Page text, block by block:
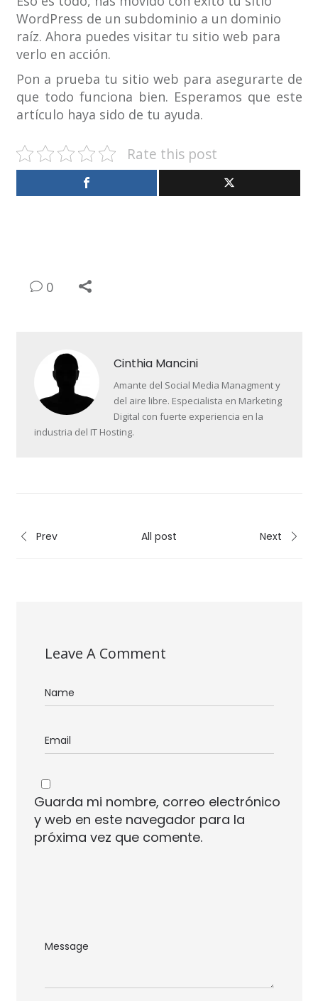
WordPress de un subdominio a un dominio
raíz. Ahora puedes visitar tu sitio web para
verlo en acción.
Pon a prueba tu sitio web para asegurarte de
que todo funciona bien. Esperamos que este
artículo haya sido de tu ayuda.
Rate this post
0
Cinthia Mancini
Amante del Social Media Managment y
del aire libre. Especialista en Marketing
Digital con fuerte experiencia en la
industria del IT Hosting.
Prev All post Next
Leave A Comment
Guarda mi nombre, correo electrónico
y web en este navegador para la
próxima vez que comente.